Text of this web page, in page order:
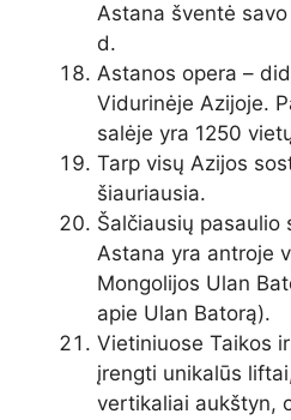
Astana šventė savo
d.
Astanos opera –
Vidurinėje Azijoje.
salėje yra 1250
Tarp visų Azijos
šiauriausia.
Šalčiausių pasaulio
Astana yra antroje
Mongolijos Ulan
apie Ulan Batorą).
Vietiniuose Taikos
įrengti unikalūs
vertikaliai aukštyn,